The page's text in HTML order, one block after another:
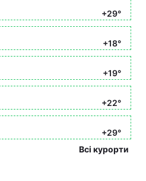
+29°
+18°
+19°
+22°
+29°
Всі курорти